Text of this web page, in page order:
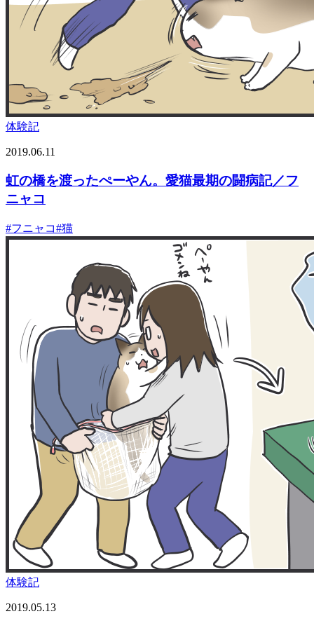
体験記
2019.06.11
虹の橋を渡ったぺーやん。愛猫最期の闘病記／フ
ニャコ
#フニャコ#猫
体験記
2019.05.13